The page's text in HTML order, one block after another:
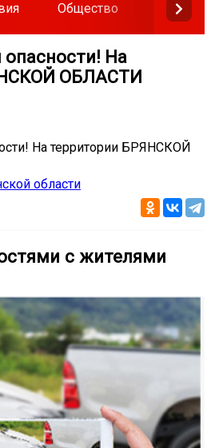
Общество Власть
На
ОБЛАСТИ
На территории БРЯНСКОЙ
области
с жителями